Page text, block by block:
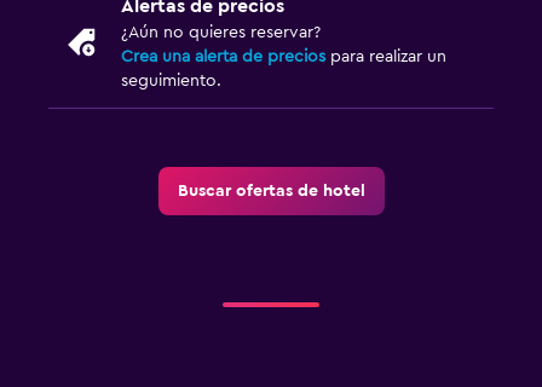
Alertas de precios
¿Aún no quieres reservar?
Crea una alerta de precios para realizar un
seguimiento.
Buscar ofertas de hotel